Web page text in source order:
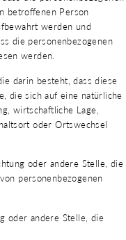
betroffenen Person
werden und
die personenbezogenen
werden.
darin besteht, dass diese
die sich auf eine natürliche
wirtschaftliche Lage,
oder Ortswechsel
oder andere Stelle, die
personenbezogenen
oder andere Stelle, die